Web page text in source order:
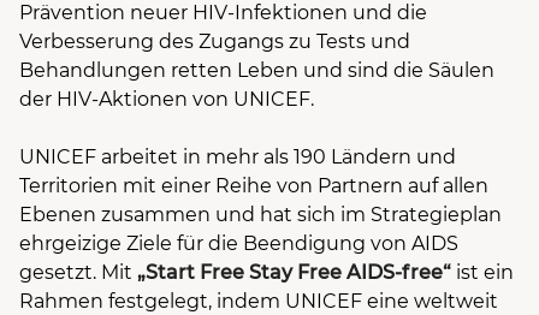
Prävention neuer HIV-Infektionen und die
Verbesserung des Zugangs zu Tests und
Behandlungen retten Leben und sind die Säulen
der HIV-Aktionen von UNICEF.
UNICEF arbeitet in mehr als 190 Ländern und
Territorien mit einer Reihe von Partnern auf allen
Ebenen zusammen und hat sich im Strategieplan
ehrgeizige Ziele für die Beendigung von AIDS
gesetzt. Mit „Start Free Stay Free AIDS-free“ ist ein
Rahmen festgelegt, indem UNICEF eine weltweit